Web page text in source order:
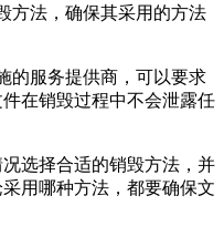
方法，确保其采用的方法
的服务提供商，可以要求
在销毁过程中不会泄露任
选择合适的销毁方法，并
用哪种方法，都要确保文